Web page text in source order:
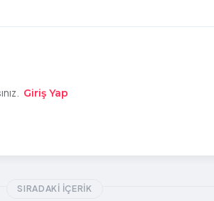
Giriş Yap
SIRADAKI İÇERIK